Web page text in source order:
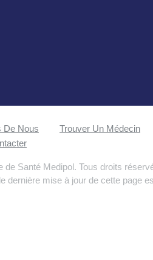
De Nous Trouver Un Médecin
de Santé Medipol. Tous droits
dernière mise à jour de cette page